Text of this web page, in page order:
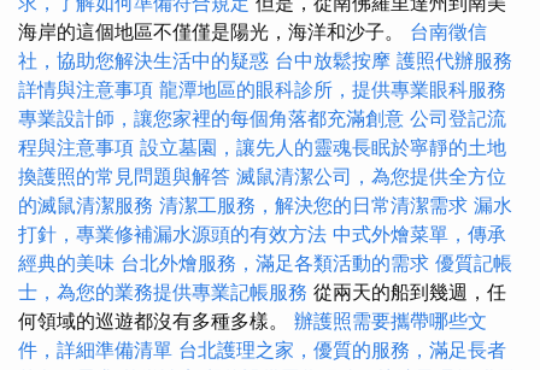
海岸的這個地區不僅僅是陽光，海洋和沙子。 台南徵信
社，協助您解決生活中的疑惑 台中放鬆按摩 護照代辦服務
詳情與注意事項 龍潭地區的眼科診所，提供專業眼科服務
專業設計師，讓您家裡的每個角落都充滿創意 公司登記流
程與注意事項 設立墓園，讓先人的靈魂長眠於寧靜的土地
換護照的常見問題與解答 滅鼠清潔公司，為您提供全方位
的滅鼠清潔服務 清潔工服務，解決您的日常清潔需求 漏水
打針，專業修補漏水源頭的有效方法 中式外燴菜單，傳承
經典的美味 台北外燴服務，滿足各類活動的需求 優質記帳
士，為您的業務提供專業記帳服務 從兩天的船到幾週，任
何領域的巡遊都沒有多種多樣。 辦護照需要攜帶哪些文
件，詳細準備清單 台北護理之家，優質的服務，滿足長者